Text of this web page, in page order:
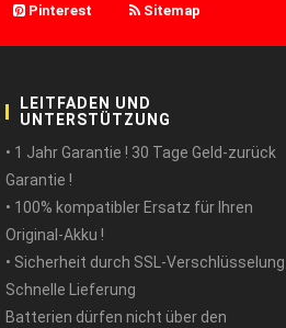
Pinterest Sitemap
LEITFADEN UND
UNTERSTÜTZUNG
• 1 Jahr Garantie ! 30 Tage Geld-zurück
Garantie !
• 100% kompatibler Ersatz für Ihren
Original-Akku !
• Sicherheit durch SSL-Verschlüsselung
Schnelle Lieferung
Batterien dürfen nicht über den